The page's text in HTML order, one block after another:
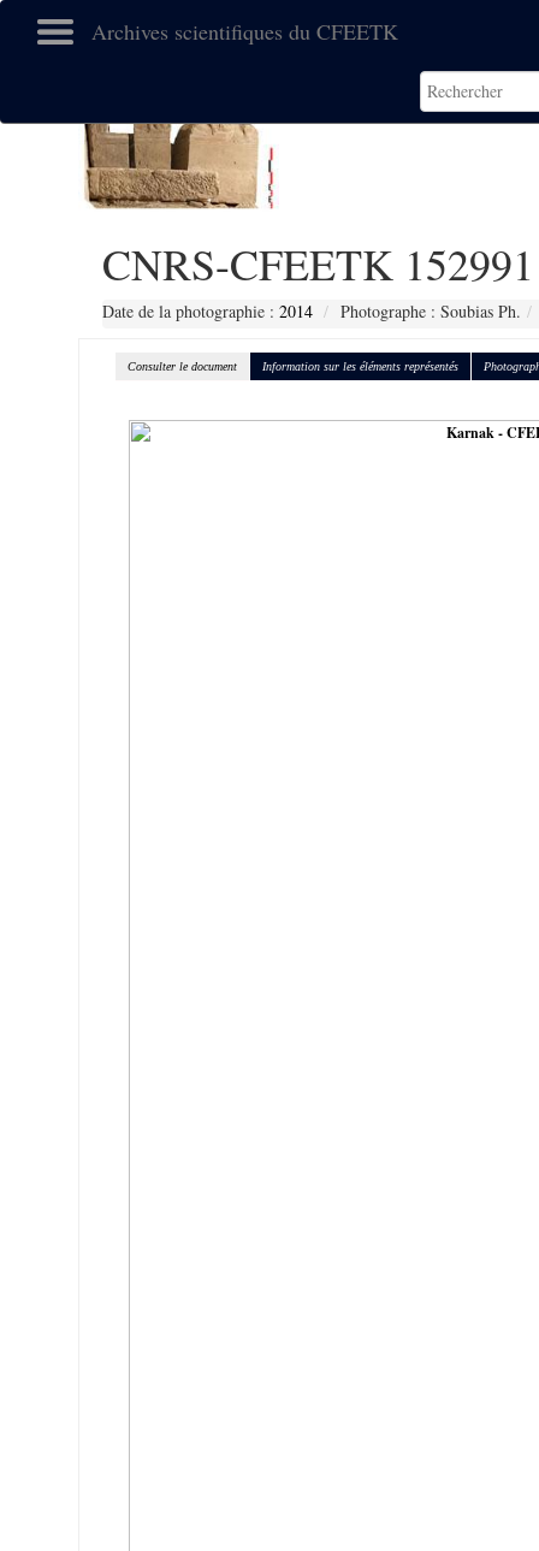
Archives scientifiques du CFEETK
CNRS-CFEETK 152991
Date de la photographie : 2014 Photographe : Soubias Ph.
Consulter le document Information sur les éléments représentés